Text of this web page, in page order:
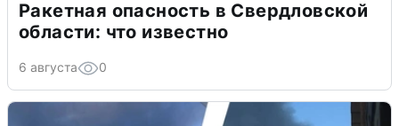
Ракетная опасность в Свердловской
области: что известно
6 августа 0